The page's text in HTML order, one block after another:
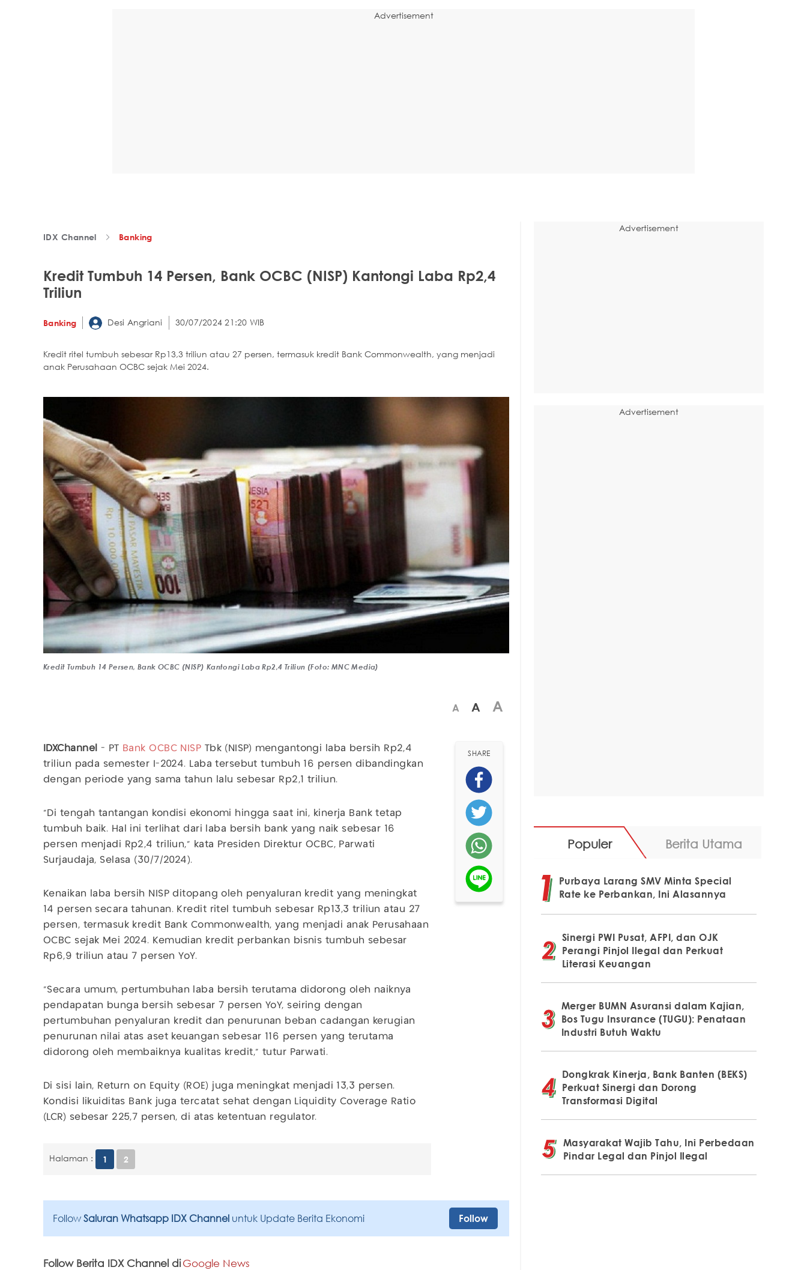
Advertisement
IDX Channel Banking
Kredit Tumbuh 14 Persen, Bank OCBC (NISP) Kantongi Laba Rp2,4
Triliun
Banking Desi Angriani 30/07/2024 21:20 WIB
Kredit ritel tumbuh sebesar Rp13,3 triliun atau 27 persen, termasuk kredit Bank Commonwealth, yang menjadi
anak Perusahaan OCBC sejak Mei 2024.
Kredit Tumbuh 14 Persen, Bank OCBC (NISP) Kantongi Laba Rp2,4 Triliun (Foto: MNC Media)
A A A
IDXChannel - PT Bank OCBC NISP Tbk (NISP) mengantongi laba bersih Rp2,4
triliun pada semester I-2024. Laba tersebut tumbuh 16 persen dibandingkan
dengan periode yang sama tahun lalu sebesar Rp2,1 triliun.
“Di tengah tantangan kondisi ekonomi hingga saat ini, kinerja Bank tetap
tumbuh baik. Hal ini terlihat dari laba bersih bank yang naik sebesar 16
persen menjadi Rp2,4 triliun," kata Presiden Direktur OCBC, Parwati
Surjaudaja, Selasa (30/7/2024).
Kenaikan laba bersih NISP ditopang oleh penyaluran kredit yang meningkat
14 persen secara tahunan. Kredit ritel tumbuh sebesar Rp13,3 triliun atau 27
persen, termasuk kredit Bank Commonwealth, yang menjadi anak Perusahaan
OCBC sejak Mei 2024. Kemudian kredit perbankan bisnis tumbuh sebesar
Rp6,9 triliun atau 7 persen YoY.
"Secara umum, pertumbuhan laba bersih terutama didorong oleh naiknya
pendapatan bunga bersih sebesar 7 persen YoY, seiring dengan
pertumbuhan penyaluran kredit dan penurunan beban cadangan kerugian
penurunan nilai atas aset keuangan sebesar 116 persen yang terutama
didorong oleh membaiknya kualitas kredit," tutur Parwati.
Di sisi lain, Return on Equity (ROE) juga meningkat menjadi 13,3 persen.
Kondisi likuiditas Bank juga tercatat sehat dengan Liquidity Coverage Ratio
(LCR) sebesar 225,7 persen, di atas ketentuan regulator.
Halaman : 1 2
SHARE
Follow Saluran Whatsapp IDX Channel untuk Update Berita Ekonomi Follow
Follow Berita IDX Channel diGoogle News
Advertisement
Advertisement
Populer Berita Utama
Purbaya Larang SMV Minta Special
Rate ke Perbankan, Ini Alasannya
Sinergi PWI Pusat, AFPI, dan OJK
Perangi Pinjol Ilegal dan Perkuat
Literasi Keuangan
Merger BUMN Asuransi dalam Kajian,
Bos Tugu Insurance (TUGU): Penataan
Industri Butuh Waktu
Dongkrak Kinerja, Bank Banten (BEKS)
Perkuat Sinergi dan Dorong
Transformasi Digital
Masyarakat Wajib Tahu, Ini Perbedaan
Pindar Legal dan Pinjol Ilegal